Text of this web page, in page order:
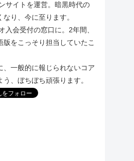
サイトを運営。暗黒時代の
り、今に至ります。
入会受付の窓口に。2年間、
をこっそり担当していたこ
、一般的に報じられないコア
、ぼちぼち頑張ります。